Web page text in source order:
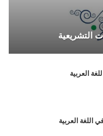
التشريعية
العربية
اللغة العربية